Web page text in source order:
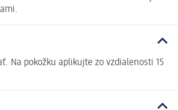
Na pokožku aplikujte zo vzdialenosti 15